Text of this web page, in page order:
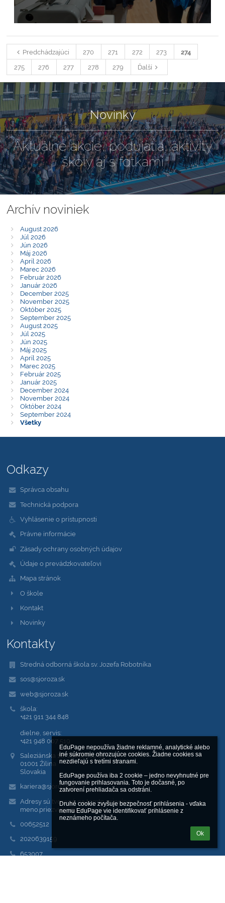
EduPage nepoužíva žiadne reklamné, analytické alebo
iné súkromie ohrozujúce cookies. Žiadne cookies sa
nezdieľajú s tretími stranami.
EduPage používa iba 2 cookie – jedno nevyhnutné pre
fungovanie prihlasovania. Toto je dočasné, po
zatvorení prehliadača sa odstráni.
Druhé cookie zvyšuje bezpečnosť prihlásenia - vďaka
nemu EduPage vie identifikovať prihlásenie z
neznámeho počítača.
Ok
Predchádzajúci 270 271 272 273
274
275
276 277 278 279 Ďalší
Novinky
Aktuálne akcie, podujatia, aktivity
školy aj s fotkami
Archív noviniek
August 2026
Júl 2026
Jún 2026
Máj 2026
Apríl 2026
Marec 2026
Február 2026
Január 2026
December 2025
November 2025
Október 2025
September 2025
August 2025
Júl 2025
Jún 2025
Máj 2025
Apríl 2025
Marec 2025
Február 2025
Január 2025
December 2024
November 2024
Október 2024
September 2024
Všetky
Odkazy
Správca obsahu
Technická podpora
Vyhlásenie o prístupnosti
Právne informácie
Zásady ochrany osobných údajov
Údaje o prevádzkovateľovi
Mapa stránok
O škole
Kontakt
Novinky
Kontakty
Stredná odborná škola sv. Jozefa Robotníka
sos@sjoroza.sk
web@sjoroza.sk
škola:
+421 911 344 848
dielne, servis:
+421 948 007 519
Saleziánska 18, Žilina 010 01
01001 Žilina
Slovakia
kariera@sjoroza.sk
Adresy sú tvorené na tomto princípe:
meno.priezvisko@sjoroza.sk
00652512
2020639159
653007